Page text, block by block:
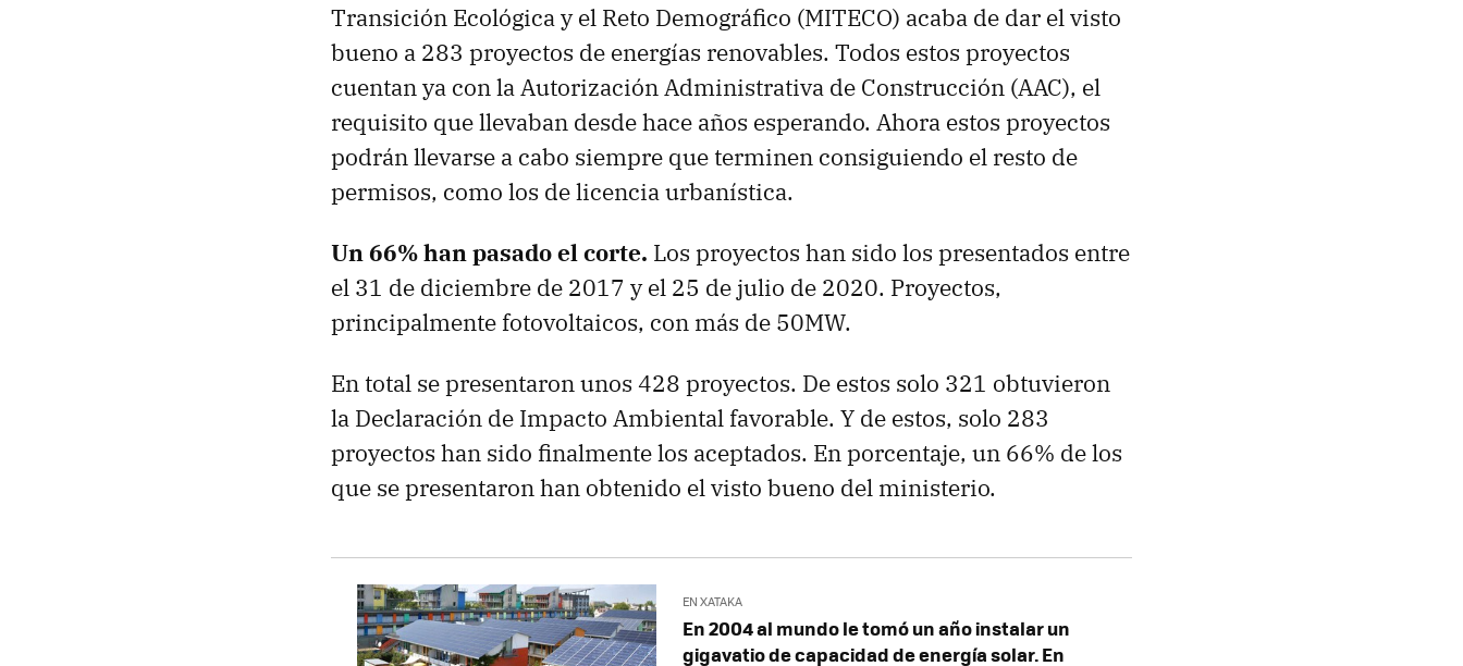
Transición Ecológica y el Reto Demográfico (MITECO) acaba de dar el visto
bueno a 283 proyectos de energías renovables. Todos estos proyectos
cuentan ya con la Autorización Administrativa de Construcción (AAC), el
requisito que llevaban desde hace años esperando. Ahora estos proyectos
podrán llevarse a cabo siempre que terminen consiguiendo el resto de
permisos, como los de licencia urbanística.
Un 66% han pasado el corte. Los proyectos han sido los presentados entre
el 31 de diciembre de 2017 y el 25 de julio de 2020. Proyectos,
principalmente fotovoltaicos, con más de 50MW.
En total se presentaron unos 428 proyectos. De estos solo 321 obtuvieron
la Declaración de Impacto Ambiental favorable. Y de estos, solo 283
proyectos han sido finalmente los aceptados. En porcentaje, un 66% de los
que se presentaron han obtenido el visto bueno del ministerio.
EN XATAKA
En 2004 al mundo le tomó un año instalar un
gigavatio de capacidad de energía solar. En